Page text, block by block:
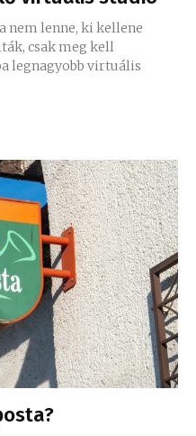
nem lenne, ki kellene
csak meg kell
legnagyobb virtuális